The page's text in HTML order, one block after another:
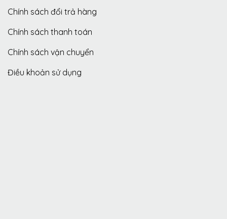
Chính sách đổi trả hàng
Chính sách thanh toán
Chính sách vận chuyển
Điều khoản sử dụng